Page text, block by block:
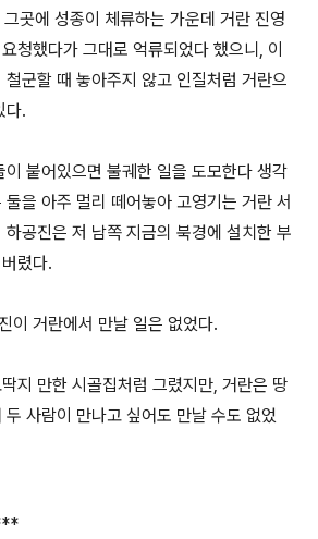
곳에 성종이 체류하는 가운데 거란 진영
청했다가 그대로 억류되었다 했으니, 이
군할 때 놓아주지 않고 인질처럼 거란으
다.
붙어있으면 불궤한 일을 도모한다 생각
을 아주 멀리 떼어놓아 고영기는 거란 서
공진은 저 남쪽 지금의 북경에 설치한 부
렸다.
이 거란에서 만날 일은 없었다.
지 만한 시골집처럼 그렸지만, 거란은 땅
사람이 만나고 싶어도 만날 수도 없었